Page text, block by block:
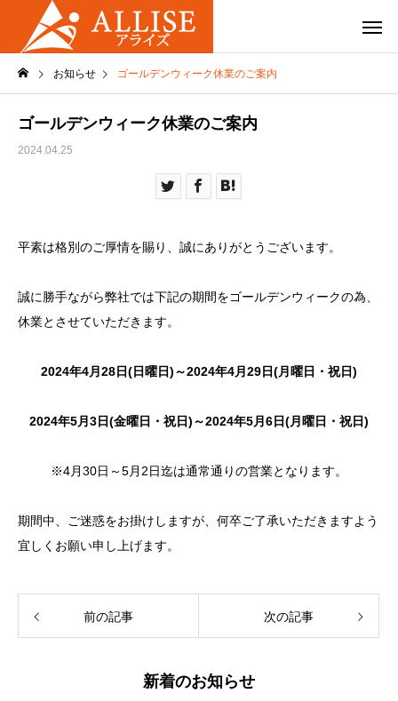
お知らせ ゴールデンウィーク休業のご案内
ゴールデンウィーク休業のご案内
2024.04.25
平素は格別のご厚情を賜り、誠にありがとうございます。
誠に勝手ながら弊社では下記の期間をゴールデンウィークの為、
休業とさせていただきます。
2024年4月28日(日曜日)～2024年4月29日(月曜日・祝日)
2024年5月3日(金曜日・祝日)～2024年5月6日(月曜日・祝日)
※4月30日～5月2日迄は通常通りの営業となります。
期間中、ご迷惑をお掛けしますが、何卒ご了承いただきますよう
宜しくお願い申し上げます。
前の記事 次の記事
新着のお知らせ